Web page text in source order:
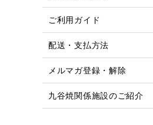
ご利用ガイド
配送・支払方法
メルマガ登録・解除
九谷焼関係施設のご紹介